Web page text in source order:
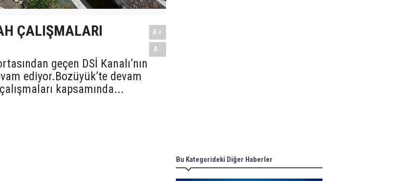
ÇALIŞMALARI
geçen DSİ Kanalı’nın
ediyor.Bozüyük’te devam
kapsamında...
A+
A-
Bu Kategorideki Diğer Haberler